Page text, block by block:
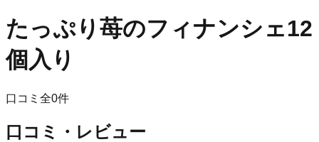
たっぷり苺のフィナンシェ12
個入り
口コミ全0件
口コミ・レビュー